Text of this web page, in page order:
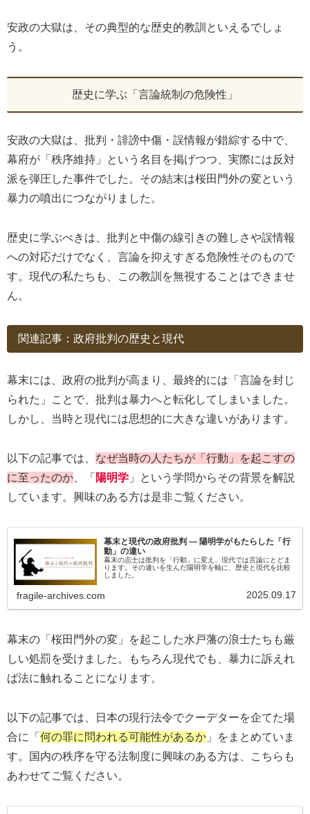
安政の大獄は、その典型的な歴史的教訓といえるでしょ
う。
歴史に学ぶ「言論統制の危険性」
安政の大獄は、批判・誹謗中傷・誤情報が錯綜する中で、
幕府が「秩序維持」という名目を掲げつつ、実際には反対
派を弾圧した事件でした。その結末は桜田門外の変という
暴力の噴出につながりました。
歴史に学ぶべきは、批判と中傷の線引きの難しさや誤情報
への対応だけでなく、言論を抑えすぎる危険性そのもので
す。現代の私たちも、この教訓を無視することはできませ
ん。
関連記事：政府批判の歴史と現代
幕末には、政府の批判が高まり、最終的には「言論を封じ
られた」ことで、批判は暴力へと転化してしまいました。
しかし、当時と現代には思想的に大きな違いがあります。
以下の記事では、 なぜ当時の人たちが「行動」を起こすの
に至ったのか 、「 陽明学 」という学問からその背景を解説
しています。興味のある方は是非ご覧ください。
幕末と現代の政府批判 ― 陽明学がもたらした「行
動」の違い
幕末の志士は批判を「行動」に変え、現代では言論にとどま
ります。その違いを生んだ陽明学を軸に、歴史と現代を比較
しました。
fragile-archives.com 2025.09.17
幕末の「桜田門外の変」を起こした水戸藩の浪士たちも厳
しい処罰を受けました。もちろん現代でも、暴力に訴えれ
ば法に触れることになります。
以下の記事では、日本の現行法令でクーデターを企てた場
合に「 何の罪に問われる可能性があるか 」をまとめていま
す。国内の秩序を守る法制度に興味のある方は、こちらも
あわせてご覧ください。